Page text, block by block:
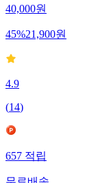
40,000원
45%21,900원
4.9
(14)
657적립